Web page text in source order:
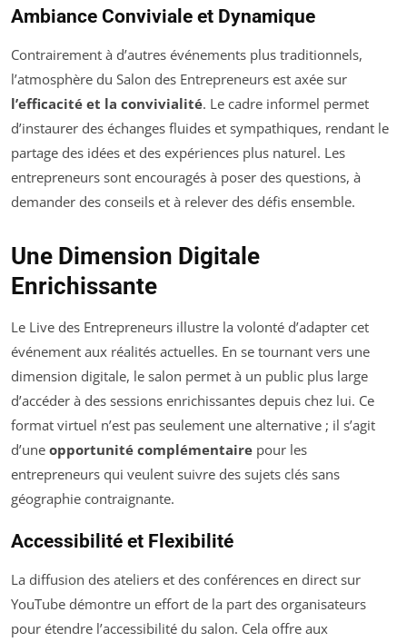
Ambiance Conviviale et Dynamique
Contrairement à d’autres événements plus traditionnels,
l’atmosphère du Salon des Entrepreneurs est axée sur
l’efficacité et la convivialité. Le cadre informel permet
d’instaurer des échanges fluides et sympathiques, rendant le
partage des idées et des expériences plus naturel. Les
entrepreneurs sont encouragés à poser des questions, à
demander des conseils et à relever des défis ensemble.
Une Dimension Digitale
Enrichissante
Le Live des Entrepreneurs illustre la volonté d’adapter cet
événement aux réalités actuelles. En se tournant vers une
dimension digitale, le salon permet à un public plus large
d’accéder à des sessions enrichissantes depuis chez lui. Ce
format virtuel n’est pas seulement une alternative ; il s’agit
d’une opportunité complémentaire pour les
entrepreneurs qui veulent suivre des sujets clés sans
géographie contraignante.
Accessibilité et Flexibilité
La diffusion des ateliers et des conférences en direct sur
YouTube démontre un effort de la part des organisateurs
pour étendre l’accessibilité du salon. Cela offre aux